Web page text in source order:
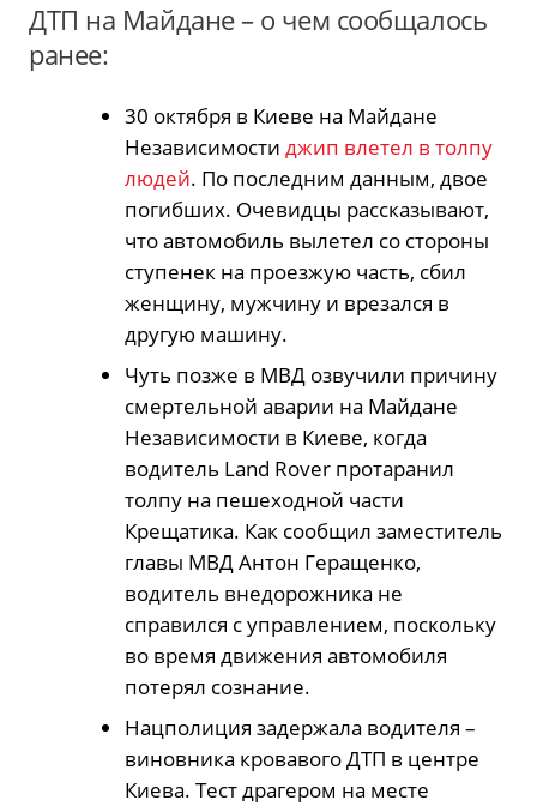
ДТП на Майдане – о чем сообщалось
ранее:
30 октября в Киеве на Майдане
Независимости джип влетел в толпу
людей. По последним данным, двое
погибших. Очевидцы рассказывают,
что автомобиль вылетел со стороны
ступенек на проезжую часть, сбил
женщину, мужчину и врезался в
другую машину.
Чуть позже в МВД озвучили причину
смертельной аварии на Майдане
Независимости в Киеве, когда
водитель Land Rover протаранил
толпу на пешеходной части
Крещатика. Как сообщил заместитель
главы МВД Антон Геращенко,
водитель внедорожника не
справился с управлением, поскольку
во время движения автомобиля
потерял сознание.
Нацполиция задержала водителя –
виновника кровавого ДТП в центре
Киева. Тест драгером на месте